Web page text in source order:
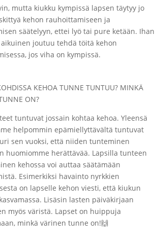
mutta kiukku kympissä lapsen täytyy jo
kehon rauhoittamiseen ja
säätelyyn, ettei lyö tai pure ketään. Ihan
joutuu tehdä töitä kehon
jos viha on kympissä.
KEHOA TUNNE TUNTUU? MINKÄ
ON?
tuntuvat jossain kohtaa kehoa. Yleensä
helpommin epämiellyttävältä tuntuvat
sen vuoksi, että niiden tunteminen
huomiomme herättävää. Lapsilla tunteen
kehossa voi auttaa säätämään
Esimerkiksi havainto nyrkkien
on lapselle kehon viesti, että kiukun
Lisäsin lasten päiväkirjaan
myös väristä. Lapset on huippuja
minkä värinen tunne on!🙌